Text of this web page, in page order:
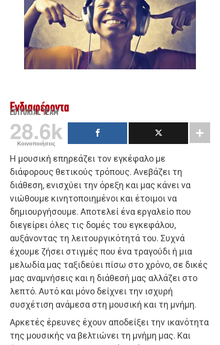
Ενδιαφέροντα
EDITORIAL TEAM
28.6k
Κοινοποιήσεις
Η μουσική επηρεάζει τον εγκέφαλο με
διάφορους θετικούς τρόπους. Ανεβάζει τη
διάθεση, ενισχύει την όρεξη και μας κάνει να
νιώθουμε κινητοποιημένοι και έτοιμοι να
δημιουργήσουμε. Αποτελεί ένα εργαλείο που
διεγείρει όλες τις δομές του εγκεφάλου,
αυξάνοντας τη λειτουργικότητά του. Συχνά
έχουμε ζήσει στιγμές που ένα τραγούδι ή μια
μελωδία μας ταξιδεύει πίσω στο χρόνο, σε δικές
μας αναμνήσεις και η διάθεσή μας αλλάζει στο
λεπτό. Αυτό και μόνο δείχνει την ισχυρή
συσχέτιση ανάμεσα στη μουσική και τη μνήμη.
Αρκετές έρευνες έχουν αποδείξει την ικανότητα
της μουσικής να βελτιώνει τη μνήμη μας. Και